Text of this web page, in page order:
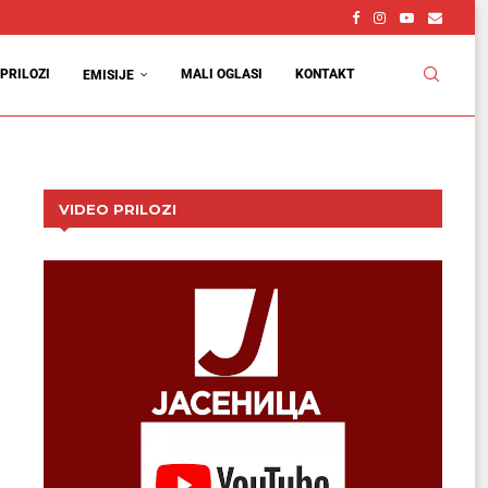
PRILOZI EMISIJE MALI OGLASI KONTAKT
VIDEO PRILOZI